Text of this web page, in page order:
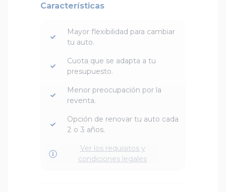
Características
Mayor flexibilidad para cambiar
tu auto.
Cuota que se adapta a tu
presupuesto.
Menor preocupación por la
reventa.
Opción de renovar tu auto cada
2 o 3 años.
Ver los requisitos y
condiciones legales